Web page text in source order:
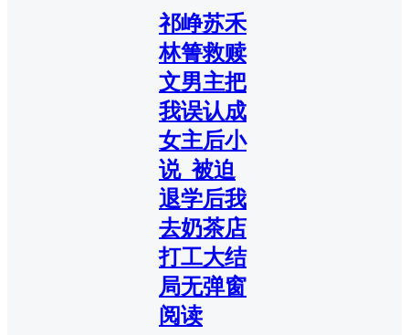
祁峥苏禾
林箐救赎
文男主把
我误认成
女主后小
说_被迫
退学后我
去奶茶店
打工大结
局无弹窗
阅读